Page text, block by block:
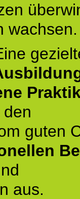
wachsen.
guten
aus.